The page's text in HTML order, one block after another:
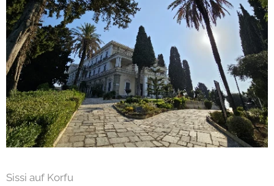
Sissi auf Korfu